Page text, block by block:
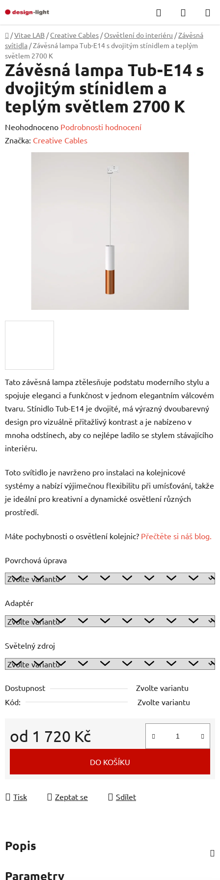
na
obsah
Hledat
KOŠÍK
Domů
/Vitae LAB / Creative Cables / Osvětlení do interiéru /Závěsná
svítidla /Závěsná lampa Tub-E14 s dvojitým stínidlem a teplým
světlem 2700 K
Tato závěsná lampa ztělesňuje podstatu moderního stylu a
spojuje eleganci a funkčnost v jednom elegantním válcovém
tvaru. Stínidlo Tub-E14 je dvojité, má výrazný dvoubarevný
design pro vizuálně přitažlivý kontrast a je nabízeno v
mnoha odstínech, aby co nejlépe ladilo se stylem stávajícího
interiéru.
Toto svítidlo je navrženo pro instalaci na kolejnicové
systémy a nabízí výjimečnou flexibilitu při umísťování, takže
je ideální pro kreativní a dynamické osvětlení různých
prostředí.
Máte pochybnosti o osvětlení kolejnic? Přečtěte si náš blog.
Povrchová úprava
Adaptér
Světelný zdroj
Dostupnost
Zvolte variantu
Kód:
Zvolte variantu
od 1 720 Kč
Měrná cena:
DO KOŠÍKU
Tisk Zeptat se Sdílet
Závěsná lampa Tub-E14 s
dvojitým stínidlem a
teplým světlem 2700 K
Průměrné
hodnocení
produktu
Neohodnoceno Podrobnosti hodnocení
Značka: Creative Cables
Popis
Parametry